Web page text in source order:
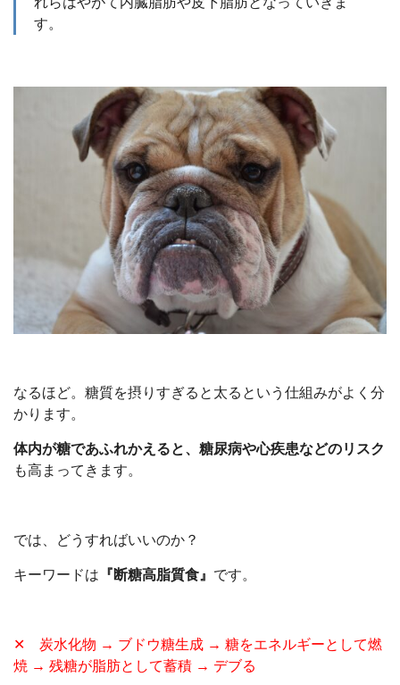
す。
なるほど。糖質を摂りすぎると太るという仕組みがよく分
かります。
体内が糖であふれかえると、糖尿病や心疾患などのリスク
も高まってきます。
では、どうすればいいのか？
キーワードは 『断糖高脂質食』 です。
✕ 炭水化物 → ブドウ糖生成 → 糖をエネルギーとして燃
焼 → 残糖が脂肪として蓄積 → デブる